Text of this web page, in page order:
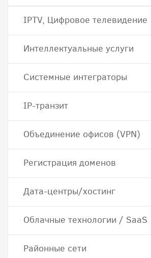
IPTV, Цифровое телевидение
Интеллектуальные услуги
Системные интеграторы
IP-транзит
Объединение офисов (VPN)
Регистрация доменов
Дата-центры/хостинг
Облачные технологии / SaaS
Районные сети